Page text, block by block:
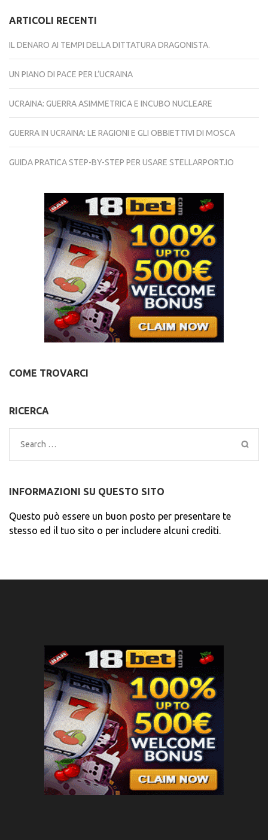
ARTICOLI RECENTI
IL DENARO AI TEMPI DELLA DITTATURA DRAGONISTA.
UN PIANO DI PACE PER L’UCRAINA
UCRAINA: GUERRA ASIMMETRICA E INCUBO NUCLEARE
GUERRA IN UCRAINA: LE RAGIONI E GLI OBBIETTIVI DI MOSCA
GUIDA PRATICA STEP-BY-STEP PER USARE STELLARPORT.IO
COME TROVARCI
RICERCA
Search
for:
INFORMAZIONI SU QUESTO SITO
Questo può essere un buon posto per presentare te
stesso ed il tuo sito o per includere alcuni crediti.